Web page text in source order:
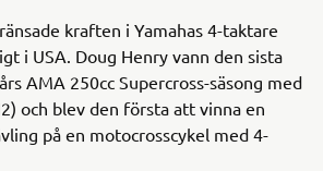
kraften i Yamahas 4-taktare
i USA. Doug Henry vann den sista
AMA 250cc Supercross-säsong med
och blev den första att vinna en
på en motocrosscykel med 4-